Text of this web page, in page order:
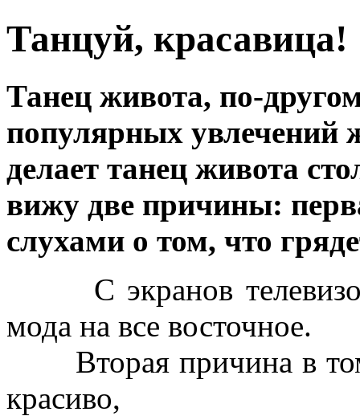
Танцуй, красавица!
Танец живота, по-
популярных увлечений
делает танец живота
вижу две причины:
слухами о том, что
С экранов
мода на все восточное.
Вторая причина в том,
красиво,